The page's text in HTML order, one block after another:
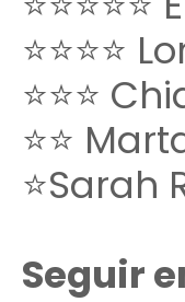
⭐️⭐️⭐️⭐️
⭐️⭐️⭐️
⭐️⭐️
⭐️Sarah
Seguir